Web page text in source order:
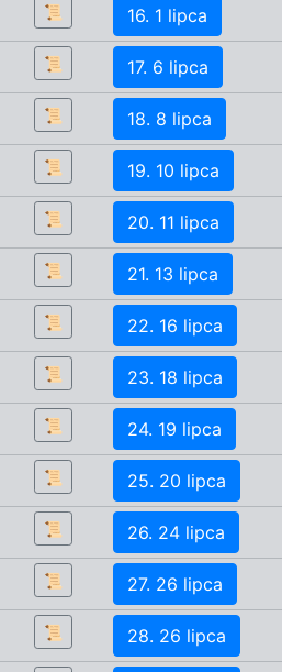
📜 16. 1 lipca
📜 17. 6 lipca
📜 18. 8 lipca
📜 19. 10 lipca
📜 20. 11 lipca
📜 21. 13 lipca
📜 22. 16 lipca
📜 23. 18 lipca
📜 24. 19 lipca
📜 25. 20 lipca
📜 26. 24 lipca
📜 27. 26 lipca
📜 28. 26 lipca